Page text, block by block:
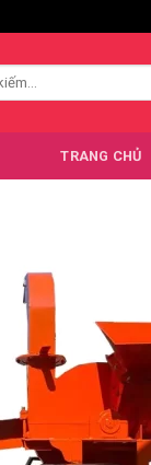
TRANG CHỦ